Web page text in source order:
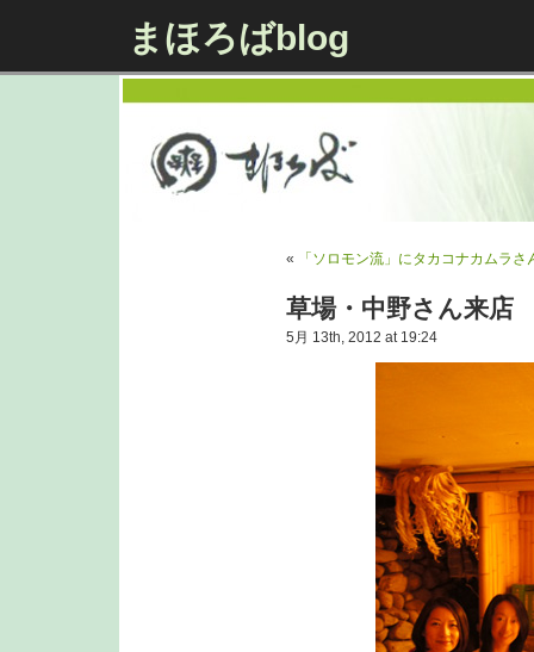
まほろばblog
« 「ソロモン流」にタカコナカムラさ
草場・中野さん来店
5月 13th, 2012 at 19:24